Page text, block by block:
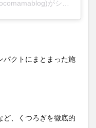
パクトにまとまった施
ど、くつろぎを徹底的